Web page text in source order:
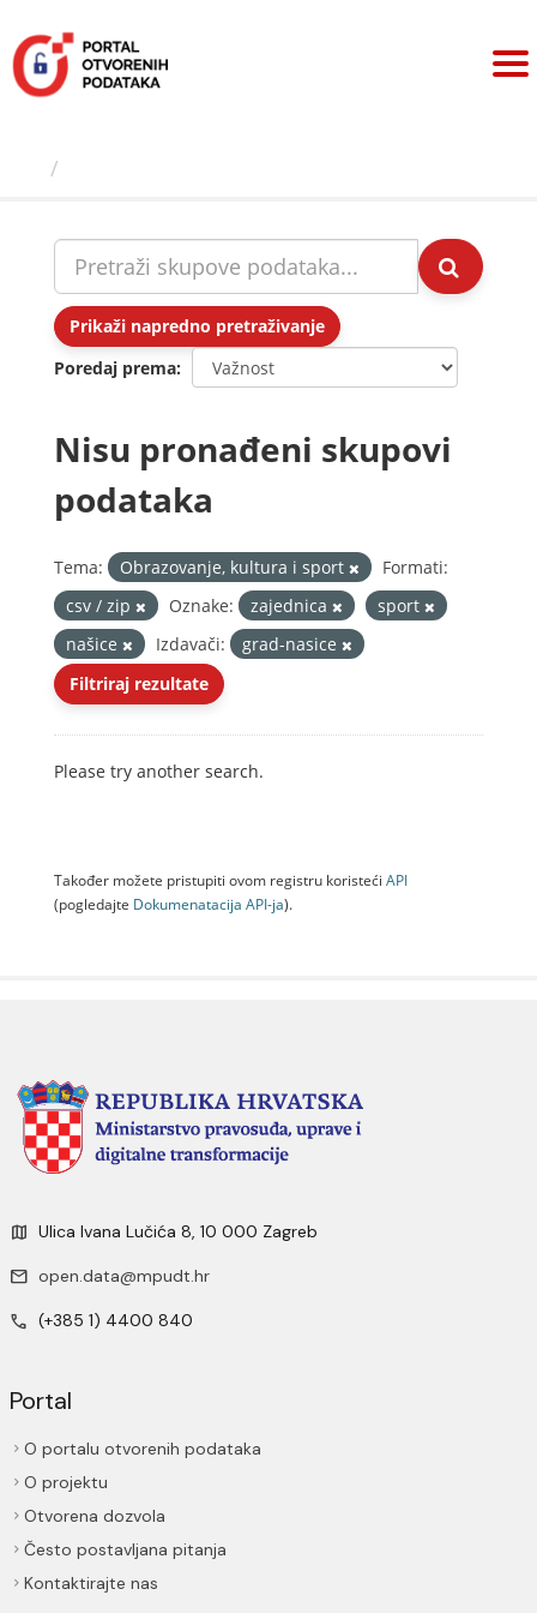
sadržaj
Prikaži napredno pretraživanje
Poredaj prema
Nisu pronađeni skupovi
podataka
Tema: Obrazovanje, kultura i sport
Formati:
csv / zip
Oznake: zajednica
sport
našice
Izdavači:
grad-nasice
Filtriraj rezultate
Please try another search.
Također možete pristupiti ovom registru koristeći API
(pogledajte Dokumenаtаcijа API-jа).